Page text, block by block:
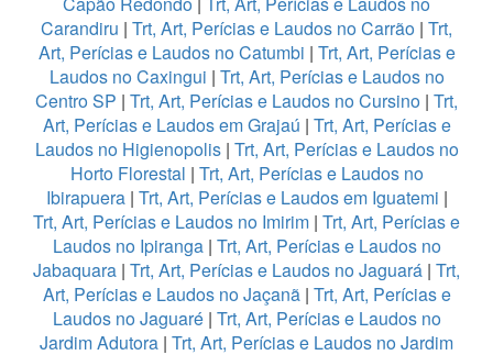
Carandiru | Trt, Art, Perícias e Laudos no Carrão | Trt,
Art, Perícias e Laudos no Catumbi | Trt, Art, Perícias e
Laudos no Caxingui | Trt, Art, Perícias e Laudos no
Centro SP | Trt, Art, Perícias e Laudos no Cursino | Trt,
Art, Perícias e Laudos em Grajaú | Trt, Art, Perícias e
Laudos no Higienopolis| Trt, Art, Perícias e Laudos no
Horto Florestal | Trt, Art, Perícias e Laudos no
Ibirapuera| Trt, Art, Perícias e Laudos em Iguatemi |
Trt, Art, Perícias e Laudos no Imirim | Trt, Art, Perícias e
Laudos no Ipiranga| Trt, Art, Perícias e Laudos no
Jabaquara | Trt, Art, Perícias e Laudos no Jaguará | Trt,
Art, Perícias e Laudos no Jaçanã| Trt, Art, Perícias e
Laudos no Jaguaré| Trt, Art, Perícias e Laudos no
Jardim Adutora | Trt, Art, Perícias e Laudos no Jardim